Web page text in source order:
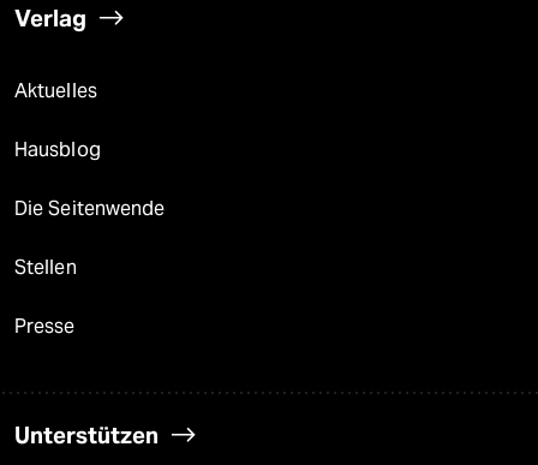
Verlag
Aktuelles
Hausblog
Die Seitenwende
Stellen
Presse
Unterstützen